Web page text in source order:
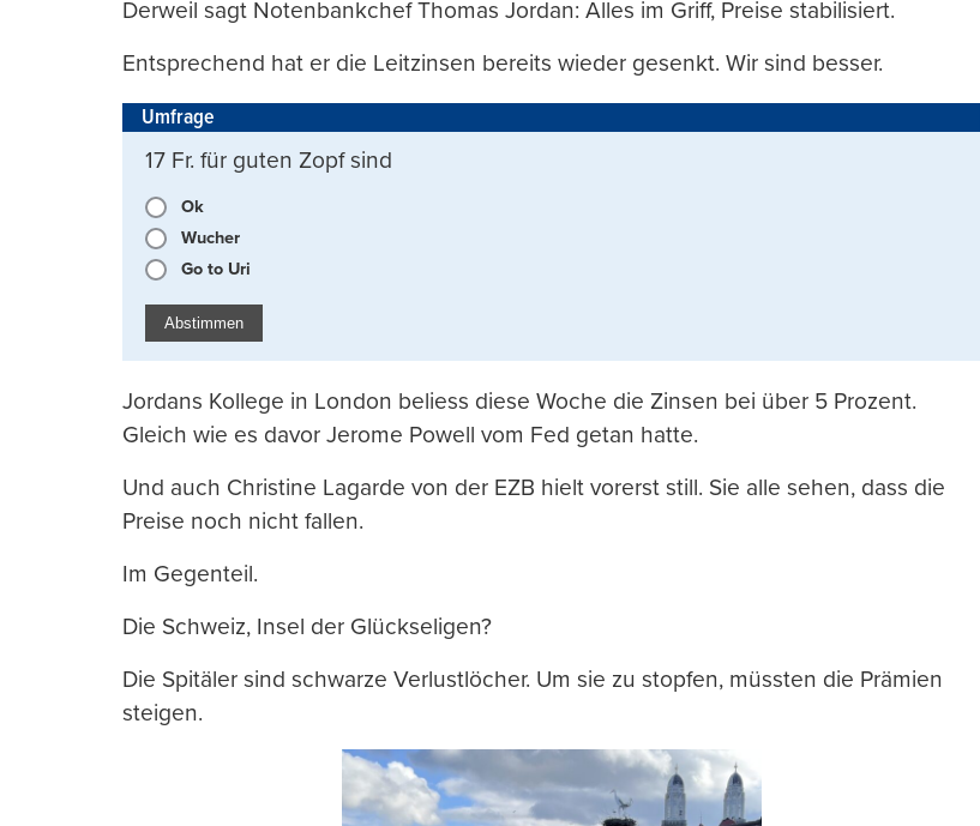
Derweil sagt Notenbankchef Thomas Jordan: Alles im Griff, Preise stabilisiert.
Entsprechend hat er die Leitzinsen bereits wieder gesenkt. Wir sind besser.
Umfrage
17 Fr. für guten Zopf sind
Ok
Wucher
Go to Uri
Abstimmen
Jordans Kollege in London beliess diese Woche die Zinsen bei über 5 Prozent.
Gleich wie es davor Jerome Powell vom Fed getan hatte.
Und auch Christine Lagarde von der EZB hielt vorerst still. Sie alle sehen, dass die
Preise noch nicht fallen.
Im Gegenteil.
Die Schweiz, Insel der Glückseligen?
Die Spitäler sind schwarze Verlustlöcher. Um sie zu stopfen, müssten die Prämien
steigen.